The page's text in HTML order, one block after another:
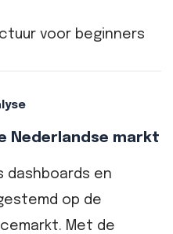
voor beginners
Nederlandse markt
dashboards en
op de
Met de